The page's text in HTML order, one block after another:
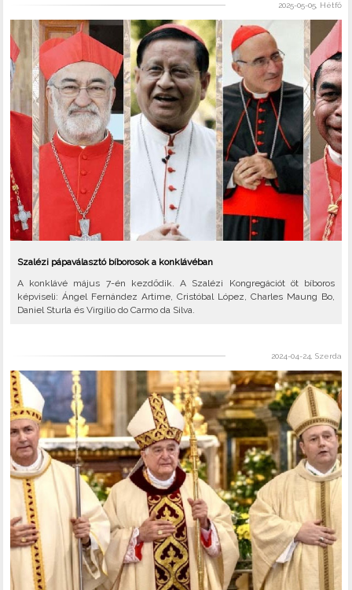
2025-05-05, Hétfő
Szalézi pápaválasztó bíborosok a konklávéban
A konklávé május 7-én kezdődik. A Szalézi Kongregációt öt bíboros
képviseli: Ángel Fernández Artime, Cristóbal López, Charles Maung Bo,
Daniel Sturla és Virgilio do Carmo da Silva.
2024-04-24, Szerda